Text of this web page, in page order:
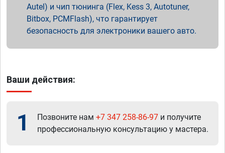
Autel) и чип тюнинга (Flex, Kess 3, Autotuner,
Bitbox, PCMFlash), что гарантирует
безопасность для электроники вашего авто.
Ваши действия:
1 Позвоните нам +7 347 258-86-97 и получите
профессиональную консультацию у мастера.